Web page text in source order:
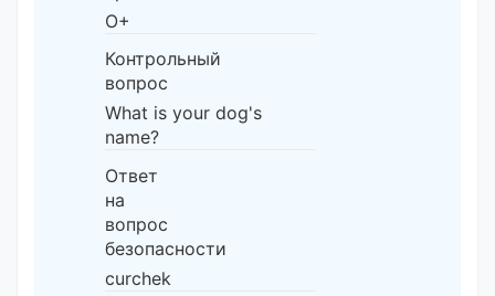
O+
Контрольный
вопрос
What is your dog's
name?
Ответ
на
вопрос
безопасности
curchek